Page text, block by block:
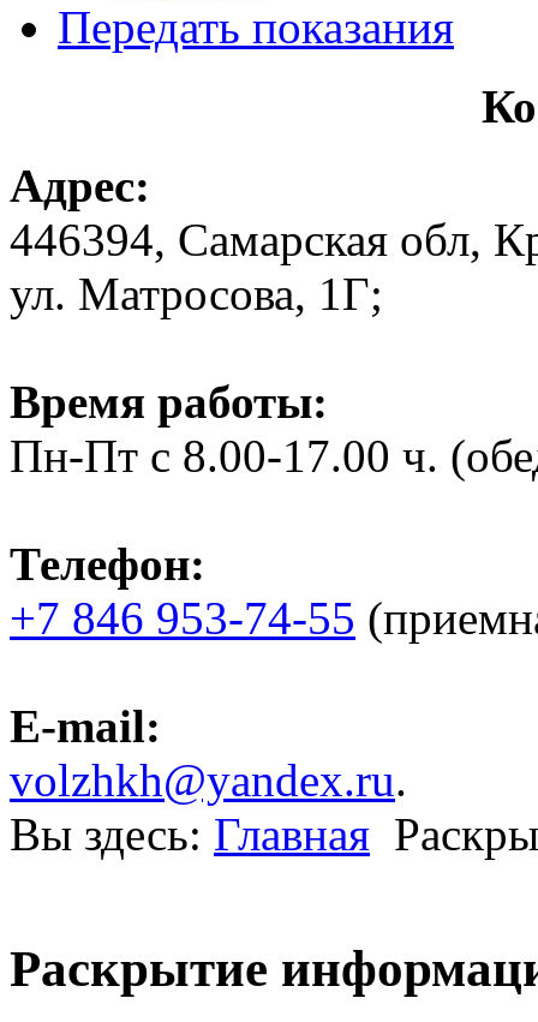
Передать показания
Адрес:
446394, Самарская обл,
ул. Матросова, 1Г;
Время работы:
Пн-Пт с 8.00-17.00 ч.
Телефон:
+7 846 953-74-55
E-mail:
volzhkh@yandex.ru.
Вы здесь: Главная
Раскрытие